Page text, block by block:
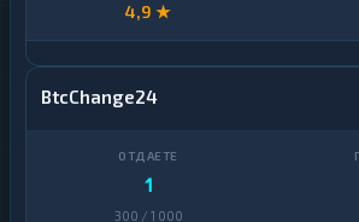
4,9 ★
BtcChange24
1
300 / 1 000